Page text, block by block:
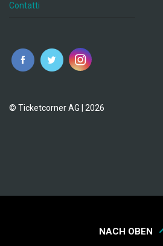
Contatti
© Ticketcorner AG | 2026
NACH OBEN